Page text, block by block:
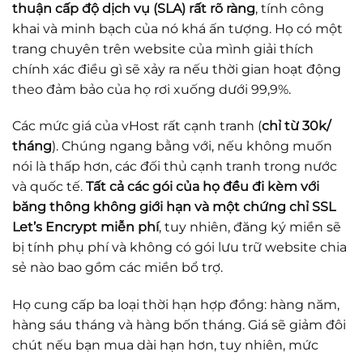
thuận cấp độ dịch vụ (SLA) rất rõ ràng, tính công
khai và minh bạch của nó khá ấn tượng. Họ có một
trang chuyên trên website của mình giải thích
chính xác điều gì sẽ xảy ra nếu thời gian hoạt động
theo đảm bảo của họ rơi xuống dưới 99,9%.
Các mức giá của vHost rất cạnh tranh (chỉ từ 30k/
tháng). Chúng ngang bằng với, nếu không muốn
nói là thấp hơn, các đối thủ cạnh tranh trong nước
và quốc tế. Tất cả các gói của họ đều đi kèm với
băng thông không giới hạn và một chứng chỉ SSL
Let’s Encrypt miễn phí, tuy nhiên, đăng ký miền sẽ
bị tính phụ phí và không có gói lưu trữ website chia
sẻ nào bao gồm các miền bổ trợ.
Họ cung cấp ba loại thời hạn hợp đồng: hàng năm,
hàng sáu tháng và hàng bốn tháng. Giá sẽ giảm đôi
chút nếu bạn mua dài hạn hơn, tuy nhiên, mức